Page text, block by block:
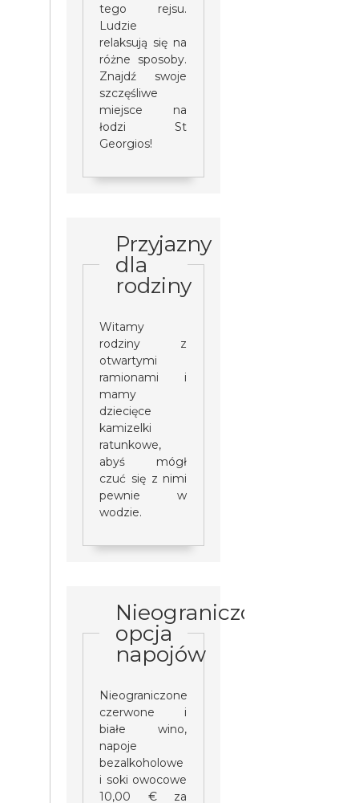
tego rejsu.
Ludzie
relaksują się na
różne sposoby.
Znajdź swoje
szczęśliwe
miejsce na
łodzi St
Georgios!
Przyjazny
dla
rodziny
Witamy
rodziny z
otwartymi
ramionami i
mamy
dziecięce
kamizelki
ratunkowe,
abyś mógł
czuć się z nimi
pewnie w
wodzie.
Nieograniczona
opcja
napojów
Nieograniczone
czerwone i
białe wino,
napoje
bezalkoholowe
i soki owocowe
10,00 € za